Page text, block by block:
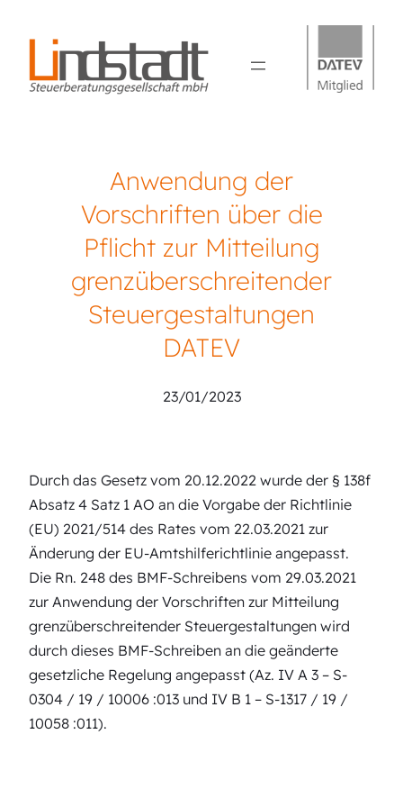
Anwendung der
Vorschriften über die
Pflicht zur Mitteilung
grenzüberschreitender
Steuergestaltungen
DATEV
23/01/2023
Durch das Gesetz vom 20.12.2022 wurde der § 138f
Absatz 4 Satz 1 AO an die Vorgabe der Richtlinie
(EU) 2021/514 des Rates vom 22.03.2021 zur
Änderung der EU-Amtshilferichtlinie angepasst.
Die Rn. 248 des BMF-Schreibens vom 29.03.2021
zur Anwendung der Vorschriften zur Mitteilung
grenzüberschreitender Steuergestaltungen wird
durch dieses BMF-Schreiben an die geänderte
gesetzliche Regelung angepasst (Az. IV A 3 – S-
0304 / 19 / 10006 :013 und IV B 1 – S-1317 / 19 /
10058 :011).